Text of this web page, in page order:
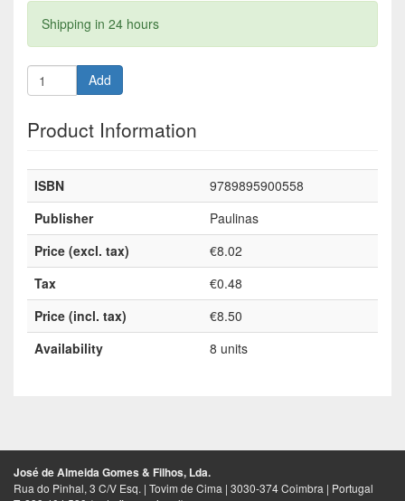
Shipping in 24 hours
Add
Product Information
ISBN
9789895900558
Publisher
Paulinas
Price (excl. tax)
€8.02
Tax
€0.48
Price (incl. tax)
€8.50
Availability
8 units
José de Almeida Gomes & Filhos, Lda.
Rua do Pinhal, 3 C/V Esq. | Tovim de Cima | 3030-374 Coimbra | Portugal